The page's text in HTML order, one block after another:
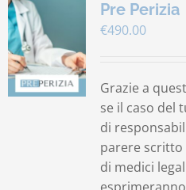
Pre Perizia
€490.00
Grazie a
se il caso del
di
parere
di medici